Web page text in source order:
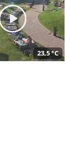
23,5 °C